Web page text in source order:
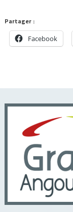
Partager :
Facebook